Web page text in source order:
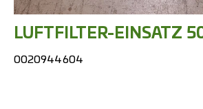
LUFTFILTER-EINSATZ
0020944604